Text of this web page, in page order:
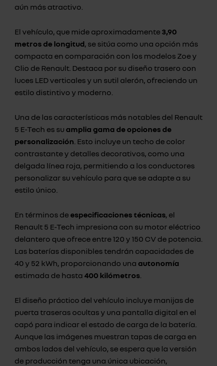
aún más atractivo.
El vehículo, que mide aproximadamente 3,90
metros de longitud, se sitúa como una opción más
compacta en comparación con los modelos Zoe y
Clio de Renault. Destaca por su diseño trasero con
luces LED verticales y un sutil alerón, ofreciendo un
estilo distintivo y moderno.
Una de las características más notables del Renault
5 E-Tech es su amplia gama de opciones de
personalización . Esto incluye un techo de color
contrastante y detalles decorativos, como una
delgada línea roja, permitiendo a los conductores
personalizar su vehículo para que se adapte a su
estilo único.
En términos deespecificaciones técnicas, el
Renault 5 E-Tech impresiona con su motor eléctrico
delantero que ofrece entre 120 y 150 CV de potencia.
Las baterías disponibles tendrán capacidades de
40 y 52 kWh, proporcionando una autonomía
estimada de hasta 400 kilómetros
El diseño práctico del vehículo incluye manijas de
puerta traseras ocultas y una pantalla digital en el
capó para indicar el estado de carga de la batería.
Aunque las imágenes muestran tapas de carga en
ambos lados del vehículo, se espera que la versión
de producción tenga una única ubicación,